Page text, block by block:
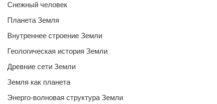
Снежный человек
Планета Земля
Внутреннее строение Земли
Геологическая история Земли
Древние сети Земли
Земля как планета
Энерго-волновая структура Земли